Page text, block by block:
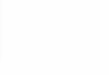
ーディング